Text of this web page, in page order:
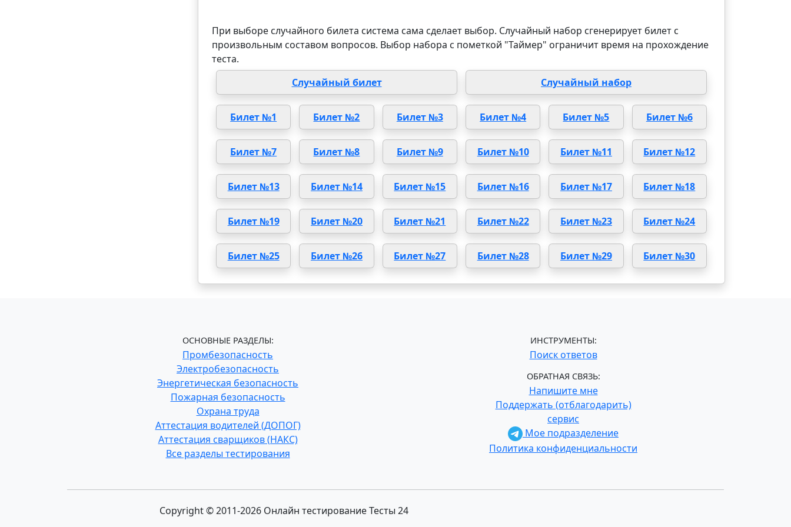
При выборе случайного билета система сама сделает выбор. Случайный набор сгенерирует билет с
произвольным составом вопросов. Выбор набора с пометкой "Таймер" ограничит время на прохождение
теста.
Случайный билет
Случайный набор
Билет №1 Билет №2 Билет №3 Билет №4 Билет №5 Билет №6
Билет №7 Билет №8 Билет №9 Билет №10 Билет №11 Билет №12
Билет №13 Билет №14 Билет №15 Билет №16 Билет №17 Билет №18
Билет №19 Билет №20 Билет №21 Билет №22 Билет №23 Билет №24
Билет №25 Билет №26 Билет №27 Билет №28 Билет №29 Билет №30
ОСНОВНЫЕ РАЗДЕЛЫ:
Промбезопасность
Электробезопасность
Энергетическая безопасность
Пожарная безопасность
Охрана труда
Аттестация водителей (ДОПОГ)
Аттестация сварщиков (НАКС)
Все разделы тестирования
ИНСТРУМЕНТЫ:
Поиск ответов
ОБРАТНАЯ СВЯЗЬ:
Напишите мне
Поддержать (отблагодарить)
сервис
Мое подразделение
Политика конфиденциальности
Copyright © 2011-2026 Онлайн тестирование Тесты 24